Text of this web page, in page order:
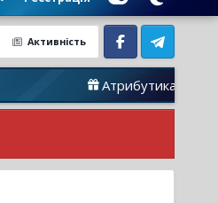
Активність
Facebook Telegram
Атрибутика